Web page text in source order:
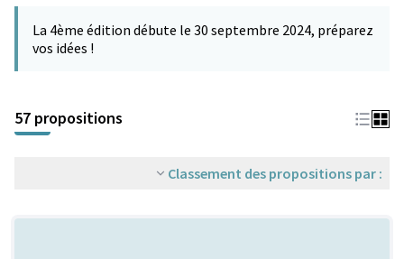
La 4ème édition débute le 30 septembre 2024, préparez
vos idées !
57 propositions
Classement des propositions par :